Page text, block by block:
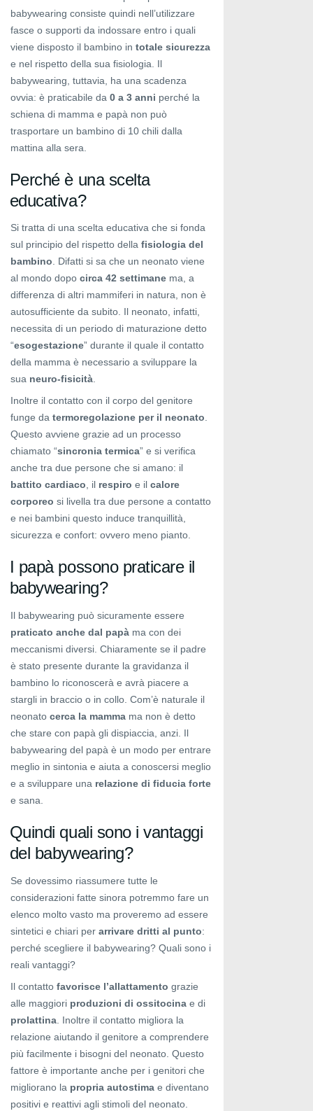
babywearing consiste quindi nell’utilizzare
fasce o supporti da indossare entro i quali
viene disposto il bambino in totale sicurezza
e nel rispetto della sua fisiologia. Il
babywearing, tuttavia, ha una scadenza
ovvia: è praticabile da 0 a 3 anni perché la
schiena di mamma e papà non può
trasportare un bambino di 10 chili dalla
mattina alla sera.
Perché è una scelta
educativa?
Si tratta di una scelta educativa che si fonda
sul principio del rispetto della fisiologia del
bambino. Difatti si sa che un neonato viene
al mondo dopo circa 42 settimane ma, a
differenza di altri mammiferi in natura, non è
autosufficiente da subito. Il neonato, infatti,
necessita di un periodo di maturazione detto
“esogestazione” durante il quale il contatto
della mamma è necessario a sviluppare la
sua neuro-fisicità.
Inoltre il contatto con il corpo del genitore
funge da termoregolazione per il neonato.
Questo avviene grazie ad un processo
chiamato “sincronia termica” e si verifica
anche tra due persone che si amano: il
battito cardiaco, il respiro e il calore
corporeo si livella tra due persone a contatto
e nei bambini questo induce tranquillità,
sicurezza e confort: ovvero meno pianto.
I papà possono praticare il
babywearing?
Il babywearing può sicuramente essere
praticato anche dal papà ma con dei
meccanismi diversi. Chiaramente se il padre
è stato presente durante la gravidanza il
bambino lo riconoscerà e avrà piacere a
stargli in braccio o in collo. Com’è naturale il
neonato cerca la mamma ma non è detto
che stare con papà gli dispiaccia, anzi. Il
babywearing del papà è un modo per entrare
meglio in sintonia e aiuta a conoscersi meglio
e a sviluppare una relazione di fiducia forte
e sana.
Quindi quali sono i vantaggi
del babywearing?
Se dovessimo riassumere tutte le
considerazioni fatte sinora potremmo fare un
elenco molto vasto ma proveremo ad essere
sintetici e chiari per arrivare dritti al punto:
perché scegliere il babywearing? Quali sono i
reali vantaggi?
Il contatto favorisce l’allattamento grazie
alle maggiori produzioni di ossitocina e di
prolattina . Inoltre il contatto migliora la
relazione aiutando il genitore a comprendere
più facilmente i bisogni del neonato. Questo
fattore è importante anche per i genitori che
migliorano la propria autostima e diventano
positivi e reattivi agli stimoli del neonato.